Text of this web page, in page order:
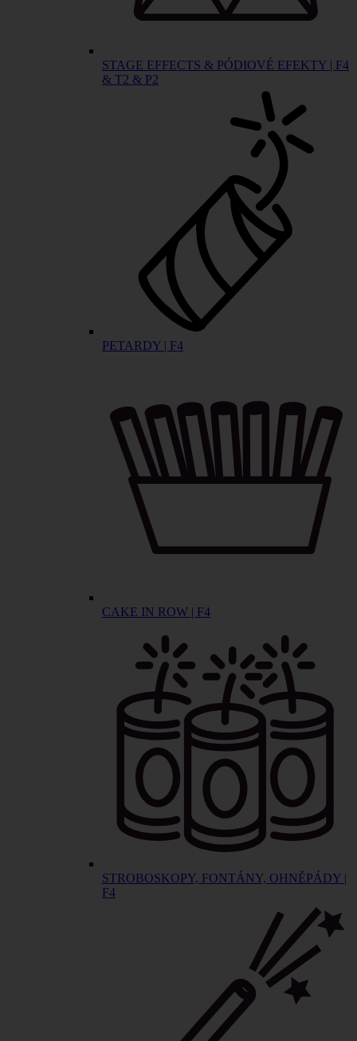
STAGE EFFECTS & PÓDIOVÉ EFEKTY | F4
& T2 & P2
PETARDY | F4
CAKE IN ROW | F4
STROBOSKOPY, FONTÁNY, OHNĚPÁDY |
F4